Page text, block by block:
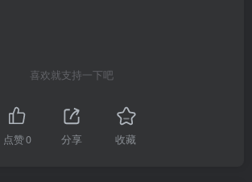
喜欢就支持一下吧
点赞0 分享 收藏